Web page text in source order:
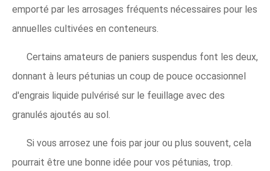
emporté par les arrosages fréquents nécessaires pour les
annuelles cultivées en conteneurs.
Certains amateurs de paniers suspendus font les deux,
donnant à leurs pétunias un coup de pouce occasionnel
d'engrais liquide pulvérisé sur le feuillage avec des
granulés ajoutés au sol.
Si vous arrosez une fois par jour ou plus souvent, cela
pourrait être une bonne idée pour vos pétunias, trop.